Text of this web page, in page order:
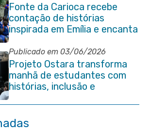
Fonte da Carioca recebe
contação de histórias
inspirada em Emília e encanta
crianças da rede pública de
Itaboraí
Publicado em 03/06/2026
Projeto Ostara transforma
manhã de estudantes com
histórias, inclusão e
criatividade em Itaboraí